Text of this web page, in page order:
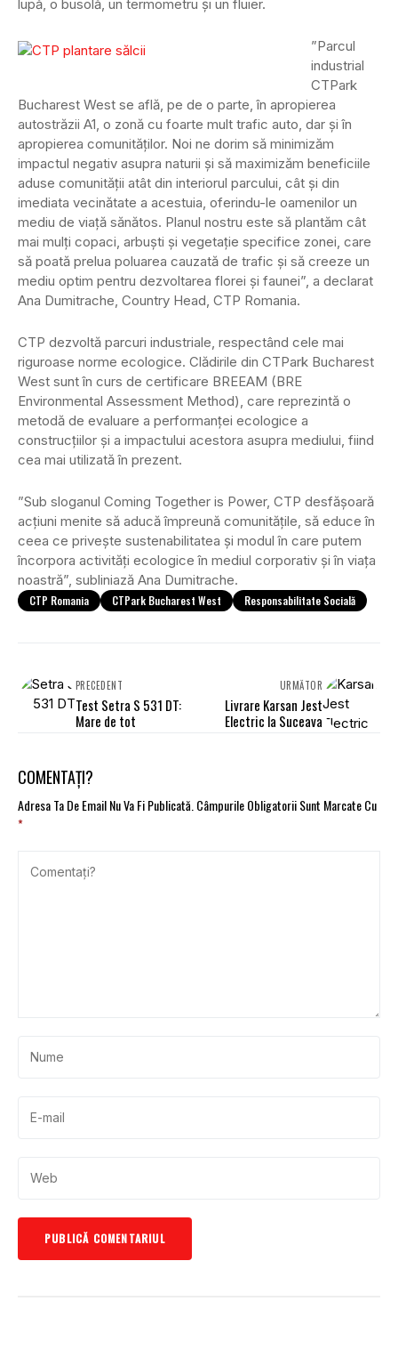
lupă, o busolă, un termometru și un fluier.
”Parcul
industrial
CTPark
Bucharest West se află, pe de o parte, în apropierea
autostrăzii A1, o zonă cu foarte mult trafic auto, dar și în
apropierea comunităților. Noi ne dorim să minimizăm
impactul negativ asupra naturii și să maximizăm beneficiile
aduse comunității atât din interiorul parcului, cât și din
imediata vecinătate a acestuia, oferindu-le oamenilor un
mediu de viață sănătos. Planul nostru este să plantăm cât
mai mulți copaci, arbuști și vegetație specifice zonei, care
să poată prelua poluarea cauzată de trafic și să creeze un
mediu optim pentru dezvoltarea florei și faunei”, a declarat
Ana Dumitrache, Country Head, CTP Romania.
CTP dezvoltă parcuri industriale, respectând cele mai
riguroase norme ecologice. Clădirile din CTPark Bucharest
West sunt în curs de certificare BREEAM (BRE
Environmental Assessment Method), care reprezintă o
metodă de evaluare a performanței ecologice a
construcțiilor și a impactului acestora asupra mediului, fiind
cea mai utilizată în prezent.
”Sub sloganul Coming Together is Power, CTP desfășoară
acțiuni menite să aducă împreună comunitățile, să educe în
ceea ce privește sustenabilitatea și modul în care putem
încorpora activități ecologice în mediul corporativ și în viața
noastră”, subliniază Ana Dumitrache.
CTP Romania CTPark Bucharest West Responsabilitate Socială
PRECEDENT
Test Setra S 531 DT:
Mare de tot
URMĂTOR
Livrare Karsan Jest
Electric la Suceava
COMENTAȚI?
Adresa Ta De Email Nu Va Fi Publicată. Câmpurile Obligatorii Sunt Marcate Cu
*